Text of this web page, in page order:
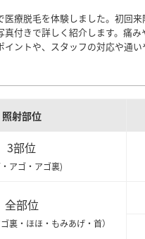
医療脱毛を体験しました。初回
真付きで詳しく紹介します。痛
イントや、スタッフの対応や通
照射部位
3部位
アゴ・アゴ裏)
全部位
裏・ほほ・もみあげ・首）